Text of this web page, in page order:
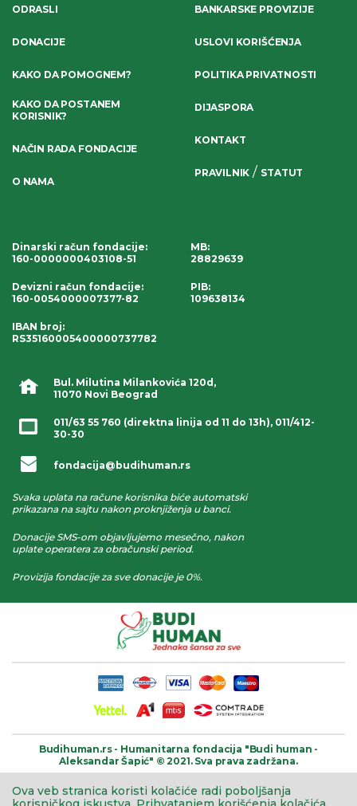
Bul. Milutina Milankovića 120d,
11070 Novi Beograd
011/63 55 760 (direktna linija od 11 do 13h), 011/412-
30-30
fondacija@budihuman.rs
Svaka uplata na račune korisnika biće automatski
prikazana na sajtu nakon proknjiženja u banci.
Donacije SMS-om objavljujemo mesečno, nakon
uplate operatera za obračunski period.
Provizija fondacije za sve donacije je 0%.
ODRASLI
DONACIJE
KAKO DA POMOGNEM?
KAKO DA POSTANEM
KORISNIK?
NAČIN RADA FONDACIJE
O NAMA
BANKARSKE PROVIZIJE
USLOVI KORIŠĆENJA
POLITIKA PRIVATNOSTI
DIJASPORA
KONTAKT
PRAVILNIK / STATUT
Dinarski račun fondacije:
160-0000000403108-51
Devizni račun fondacije:
160-0054000007377-82
IBAN broj:
RS35160005400000737782
MB:
28829639
PIB:
109638134
Budihuman.rs - Humanitarna fondacija "Budi human -
Aleksandar Šapić" © 2021. Sva prava zadržana.
Ova veb stranica koristi kolačiće radi poboljšanja